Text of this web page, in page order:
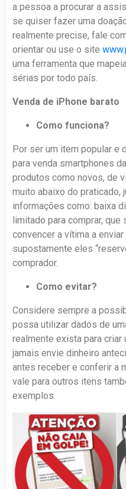
a pessoa a procurar a
se quiser fazer uma
realmente precise, fale
orientar ou use o site
uma ferramenta que
sérias por todo país.
Venda de iPhone barato
Como funciona?
Por ser um item popular e
para venda smartphones
produtos como novos, de
muito abaixo do praticado,
informações como: baixa
limitado para comprar,
convencer a vítima a
supostamente eles
comprador.
Como evitar?
Considere sempre a
possa utilizar dados de
realmente exista para criar
jamais envie dinheiro
antes receber e conferir a
vale para outros itens
exemplos.